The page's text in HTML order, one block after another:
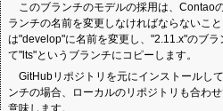
このブランチのモデルの採用は、Contao
ランチの名前を変更しなければならないこ
は"develop"に名前を変更し、"2.11.x"のブ
て"lts"というブランチにコピーします。
GitHubリポジトリを元にインストールし
ンチの場合、ローカルのリポジトリも合わ